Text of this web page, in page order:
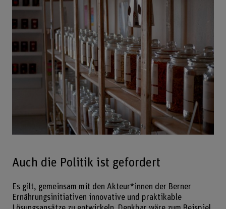
Auch die Politik ist gefordert
Es gilt, gemeinsam mit den Akteur*innen der Berner
Ernährungsinitiativen innovative und praktikable